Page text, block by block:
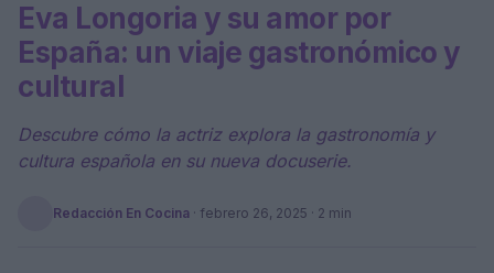
Eva Longoria y su amor por
España: un viaje gastronómico y
cultural
Descubre cómo la actriz explora la gastronomía y
cultura española en su nueva docuserie.
Redacción En Cocina · febrero 26, 2025 · 2 min